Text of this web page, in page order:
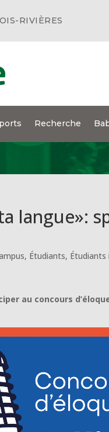
RIVIÈRES
Recherche
langue»:
, Étudiants,
au concours